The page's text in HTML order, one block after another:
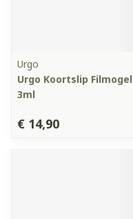
Urgo
Urgo Koortslip Filmogel
3ml
€ 14,90